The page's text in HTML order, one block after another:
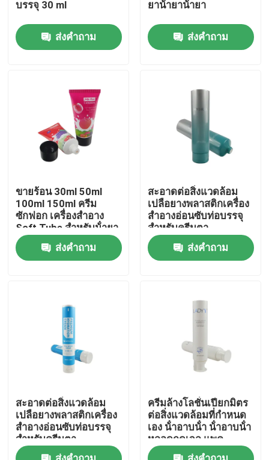
สินค้า
เกี่ยวกับเรา
ทัวร์โรงงาน
การควบคุมคุณภาพ
ท่อเสริมกาย
หลอดสกัด
หลอดเครื่องสำอางเปล่า
บรรจุ 30 ml
ส่งคำถาม
ยาน้ํายาน้ํายา
ส่งคำถาม
ขายร้อน 30ml 50ml
100ml 150ml ครีม
ซักฟอก เครื่องสําอาง
Soft Tube สําหรับน้ํายา
ผสมร่างกาย ครีมมือ
เครื่องสําอางท่อ
ส่งคำถาม
สะอาดต่อสิ่งแวดล้อม
เปลือยางพลาสติกเครื่อง
สําอางอ่อนซับท่อบรรจุ
สําหรับครีมตา
ส่งคำถาม
สะอาดต่อสิ่งแวดล้อม
เปลือยางพลาสติกเครื่อง
สําอางอ่อนซับท่อบรรจุ
สําหรับครีมตา
ครีมล้างโลชั่นเปียกมิตร
ต่อสิ่งแวดล้อมที่กําหนด
เอง น้ําอาบน้ํา น้ําอาบน้ํา
หลอดกดเจล แพค
พลาสติกหลอดอ่อน